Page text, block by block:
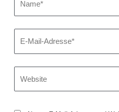
Mail-
Adresse*